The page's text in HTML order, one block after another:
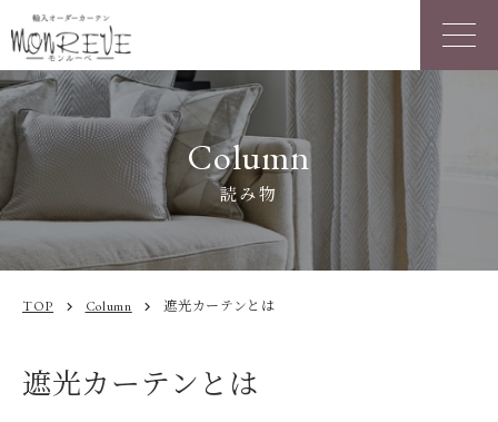
Column
読み物
TOP chevron_right Column chevron_right 遮光カーテンとは
遮光カーテンとは